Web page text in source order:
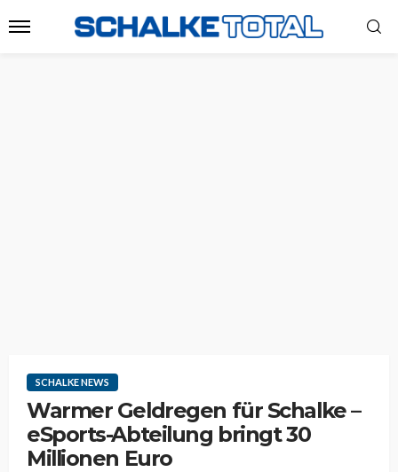
SCHALKE NEWS
Warmer Geldregen für Schalke –
eSports-Abteilung bringt 30
Millionen Euro